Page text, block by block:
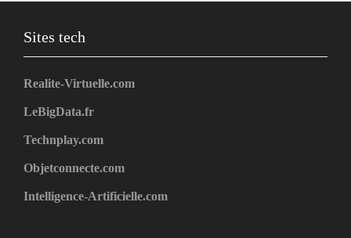
Sites tech
Realite-Virtuelle.com
LeBigData.fr
Technplay.com
Objetconnecte.com
Intelligence-Artificielle.com